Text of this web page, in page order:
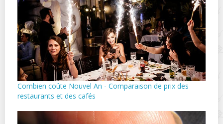
Combien coûte Nouvel An - Comparaison de prix des
restaurants et des cafés